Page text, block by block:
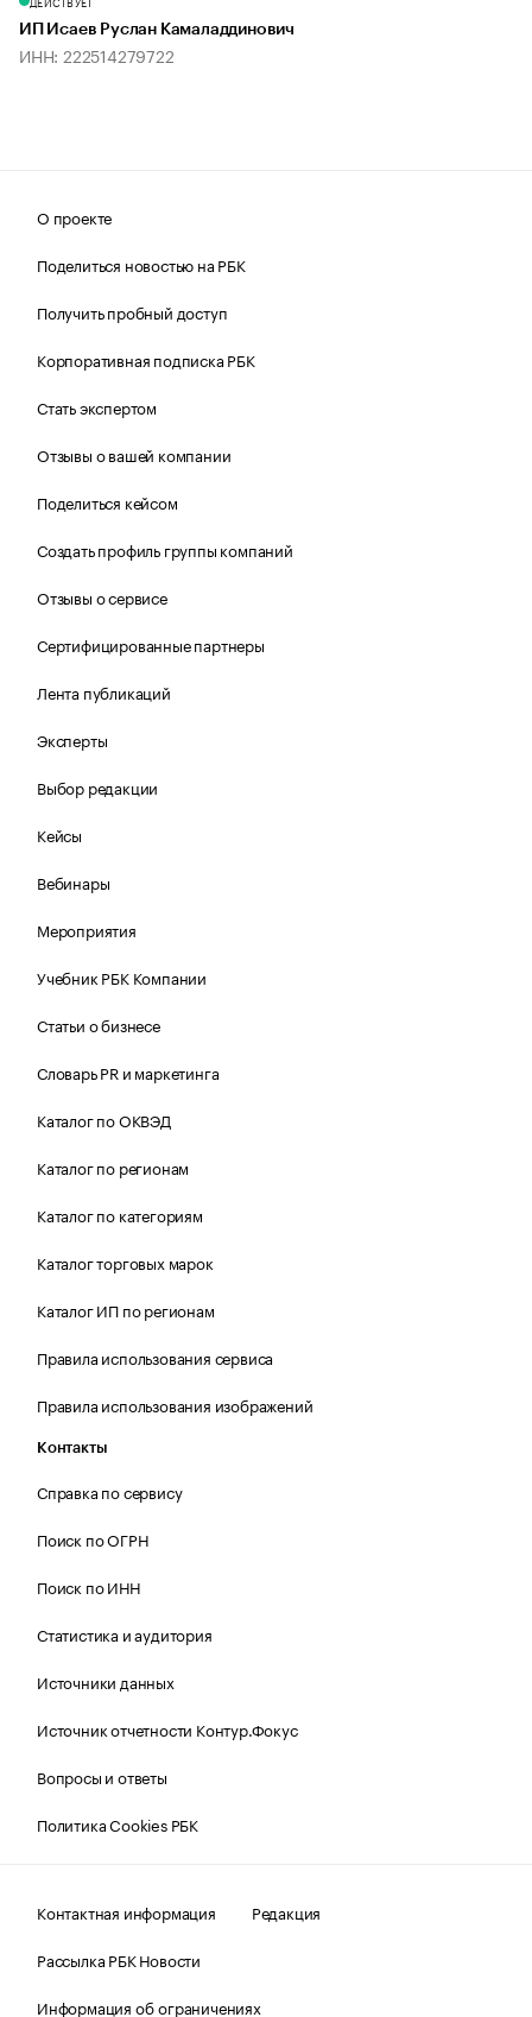
ИП Исаев Руслан Камаладдинович
ИНН: 222514279722
О проекте
Поделиться новостью на РБК
Получить пробный доступ
Корпоративная подписка РБК
Стать экспертом
Отзывы о вашей компании
Поделиться кейсом
Создать профиль группы компаний
Отзывы о сервисе
Сертифицированные партнеры
Лента публикаций
Эксперты
Выбор редакции
Кейсы
Вебинары
Мероприятия
Учебник РБК Компании
Статьи о бизнесе
Словарь PR и маркетинга
Каталог по ОКВЭД
Каталог по регионам
Каталог по категориям
Каталог торговых марок
Каталог ИП по регионам
Правила использования сервиса
Правила использования изображений
Контакты
Справка по сервису
Поиск по ОГРН
Поиск по ИНН
Статистика и аудитория
Источники данных
Источник отчетности Контур.Фокус
Вопросы и ответы
Политика Cookies РБК
Контактная информация
Редакция
Рассылка РБК Новости
Информация об ограничениях